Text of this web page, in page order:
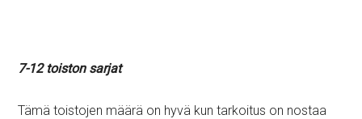
7-12 toiston sarjat
Tämä toistojen määrä on hyvä kun tarkoitus on nostaa